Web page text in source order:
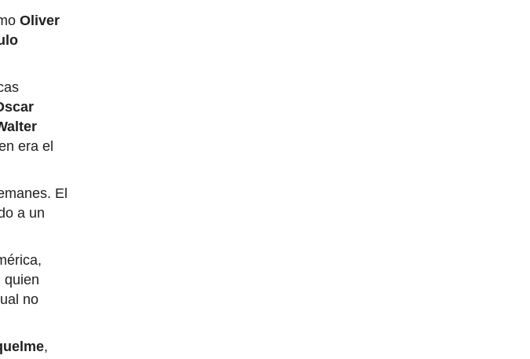
Oliver
era el
El
a un
quien
no
,